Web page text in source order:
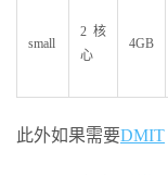
small
2核
心
4GB
此外如果需要DMIT